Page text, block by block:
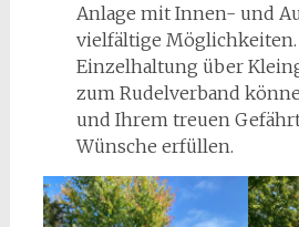
Anlage mit Innen- und
vielfältige Möglichkeiten.
Einzelhaltung über
zum Rudelverband
und Ihrem treuen
Wünsche erfüllen.